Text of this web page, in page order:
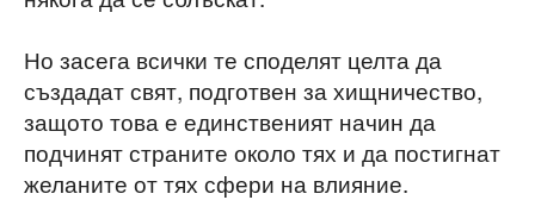
Но засега всички те споделят целта да
създадат свят, подготвен за хищничество,
защото това е единственият начин да
подчинят страните около тях и да постигнат
желаните от тях сфери на влияние.